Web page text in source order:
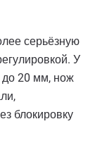
серьёзную
У
до 20 мм, нож
блокировку